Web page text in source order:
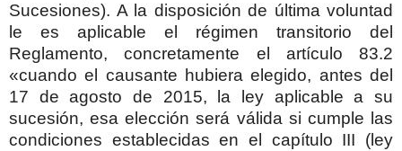
Sucesiones). A la disposición de última voluntad
le es aplicable el régimen transitorio del
Reglamento, concretamente el artículo 83.2
«cuando el causante hubiera elegido, antes del
17 de agosto de 2015, la ley aplicable a su
sucesión, esa elección será válida si cumple las
condiciones establecidas en el capítulo III (ley